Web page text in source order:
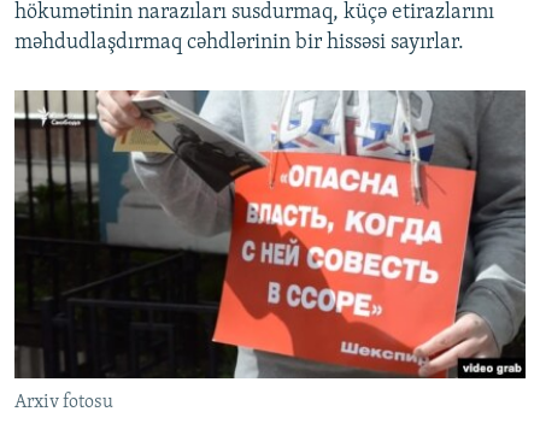
hökumətinin narazıları susdurmaq, küçə etirazlarını
məhdudlaşdırmaq cəhdlərinin bir hissəsi sayırlar.
Arxiv fotosu